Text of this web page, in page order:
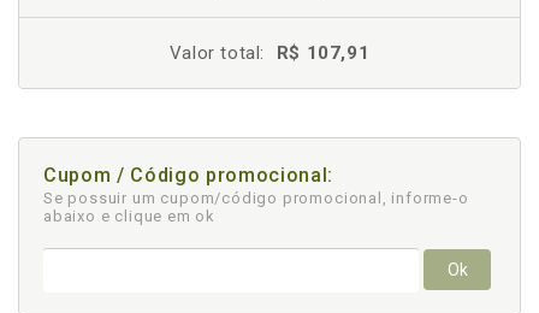
Valor total: R$ 107,91
Cupom / Código promocional:
Se possuir um cupom/código promocional, informe-o
abaixo e clique em ok
Ok